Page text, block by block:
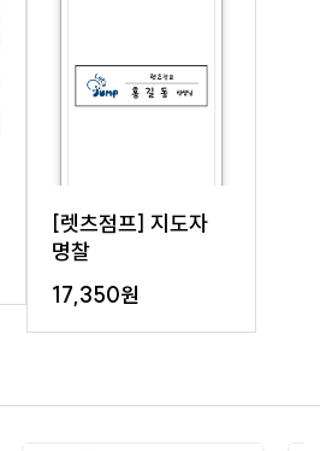
[렛츠점프] 지도자
명찰
17,350원